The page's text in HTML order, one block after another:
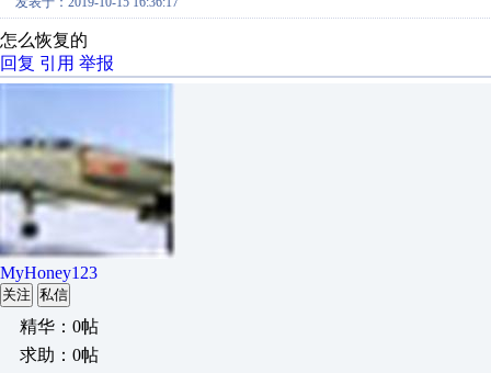
怎么恢复的
回复 引用 举报
MyHoney123
关注 私信
精华：0帖
求助：0帖